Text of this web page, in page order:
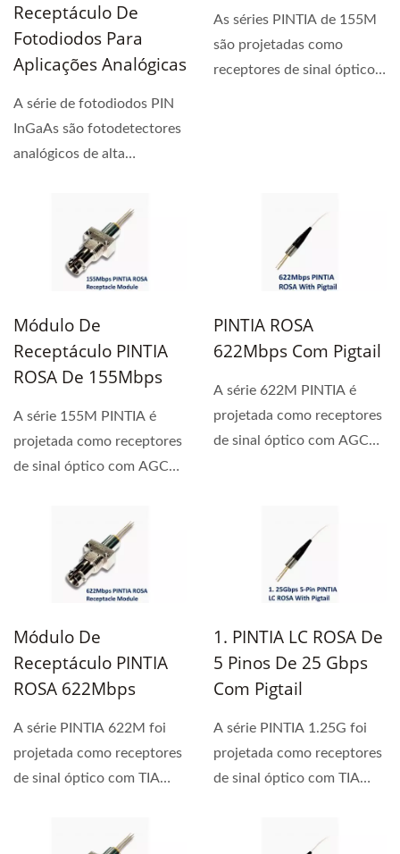
Receptáculo De
Fotodiodos Para
Aplicações Analógicas
A série de fotodiodos PIN
InGaAs são fotodetectores
analógicos de alta
As séries PINTIA de 155M
são projetadas como
receptores de sinal óptico
Módulo De
Receptáculo PINTIA
ROSA De 155Mbps
A série 155M PINTIA é
projetada como receptores
de sinal óptico com AGC
PINTIA ROSA
622Mbps Com Pigtail
A série 622M PINTIA é
projetada como receptores
de sinal óptico com AGC
Módulo De
Receptáculo PINTIA
ROSA 622Mbps
A série PINTIA 622M foi
projetada como receptores
de sinal óptico com TIA
1. PINTIA LC ROSA De
5 Pinos De 25 Gbps
Com Pigtail
A série PINTIA 1.25G foi
projetada como receptores
de sinal óptico com TIA